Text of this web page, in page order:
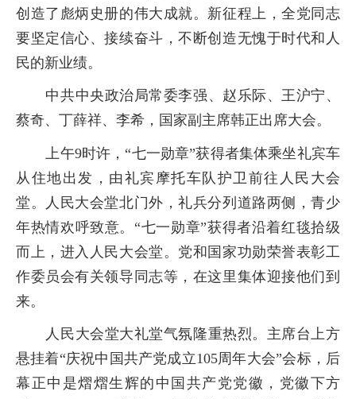
创造了彪炳史册的伟大成就。新征程上，全党同志
要坚定信心、接续奋斗，不断创造无愧于时代和人
民的新业绩。
中共中央政治局常委李强、赵乐际、王沪宁、
蔡奇、丁薛祥、李希，国家副主席韩正出席大会。
上午9时许，“七一勋章”获得者集体乘坐礼宾车
从住地出发，由礼宾摩托车队护卫前往人民大会
堂。人民大会堂北门外，礼兵分列道路两侧，青少
年热情欢呼致意。“七一勋章”获得者沿着红毯拾级
而上，进入人民大会堂。党和国家功勋荣誉表彰工
作委员会有关领导同志等，在这里集体迎接他们到
来。
人民大会堂大礼堂气氛隆重热烈。主席台上方
悬挂着“庆祝中国共产党成立105周年大会”会标，后
幕正中是熠熠生辉的中国共产党党徽，党徽下方